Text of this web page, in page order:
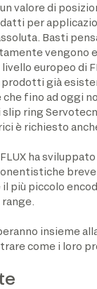
valore di
per
Basti
vengono
europeo di
già
fino ad oggi
ring
è richiesto
FLUX ha
più piccolo
insieme
come i loro